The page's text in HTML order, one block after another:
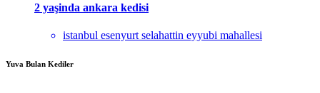
2 yaşinda ankara kedisi
istanbul esenyurt selahattin eyyubi mahallesi
Yuva Bulan Kediler